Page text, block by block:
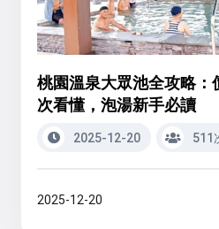
桃園溫泉大眾池全攻略：
次看懂，泡湯新手必讀
2025-12-20 511
2025-12-20